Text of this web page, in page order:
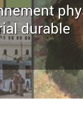
durable